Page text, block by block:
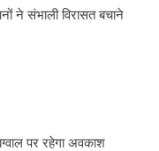
ने संभाली विरासत बचाने
पर रहेगा अवकाश